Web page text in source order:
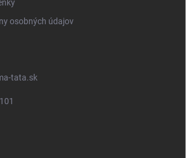
osobných údajov
tata.sk